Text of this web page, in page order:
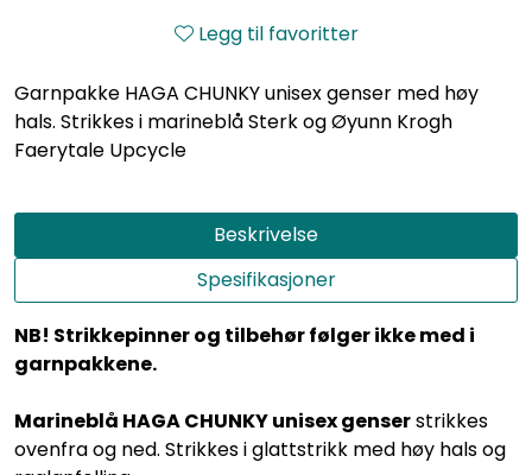
Legg til favoritter
Garnpakke HAGA CHUNKY unisex genser med høy
hals. Strikkes i marineblå Sterk og Øyunn Krogh
Faerytale Upcycle
Beskrivelse
Spesifikasjoner
NB! Strikkepinner og tilbehør følger ikke med i
garnpakkene.
Marineblå HAGA CHUNKY unisex genserstrikkes
ovenfra og ned. Strikkes i glattstrikk med høy hals og